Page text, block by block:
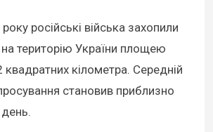
російські війська захопили
територію України площею
кілометра. Середній
становив приблизно